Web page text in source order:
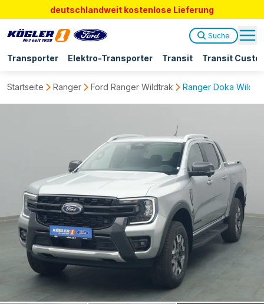
deutschlandweit kostenlose Lieferung
Transporter Elektro-Transporter Transit Transit
Suche
Startseite Ranger Ford Ranger Wildtrak Ranger Doka